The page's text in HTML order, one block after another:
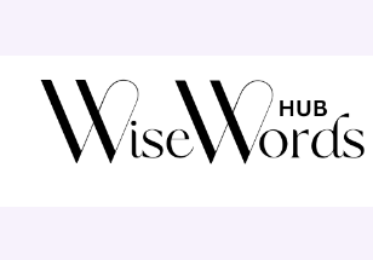
content